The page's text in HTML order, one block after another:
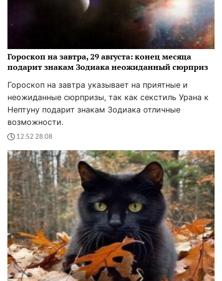
Гороскоп на завтра, 29 августа: конец месяца
подарит знакам Зодиака неожиданный сюрприз
Гороскоп на завтра указывает на приятные и
неожиданные сюрпризы, так как секстиль Урана к
Нептуну подарит знакам Зодиака отличные
возможности.
12:52 28.08